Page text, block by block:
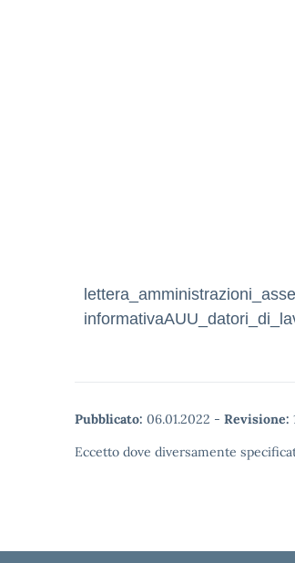
Pubblicato: 06.01.2022 - Revisione:
Eccetto dove diversamente